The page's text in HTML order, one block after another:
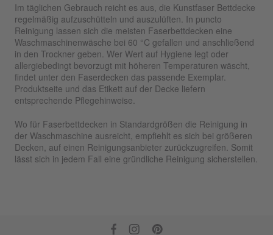
Im täglichen Gebrauch reicht es aus, die Kunstfaser Bettdecke
regelmäßig aufzuschütteln und auszulüften. In puncto
Reinigung lassen sich die meisten Faserbettdecken eine
Waschmaschinenwäsche bei 60 °C gefallen und anschließend
in den Trockner geben. Wer Wert auf Hygiene legt oder
allergiebedingt bevorzugt mit höheren Temperaturen wäscht,
findet unter den Faserdecken das passende Exemplar.
Produktseite und das Etikett auf der Decke liefern
entsprechende Pflegehinweise.
Wo für Faserbettdecken in Standardgrößen die Reinigung in
der Waschmaschine ausreicht, empfiehlt es sich bei größeren
Decken, auf einen Reinigungsanbieter zurückzugreifen. Somit
lässt sich in jedem Fall eine gründliche Reinigung sicherstellen.